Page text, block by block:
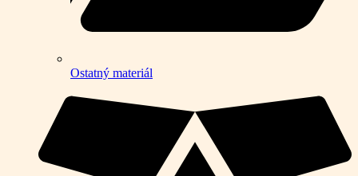
Ostatný materiál